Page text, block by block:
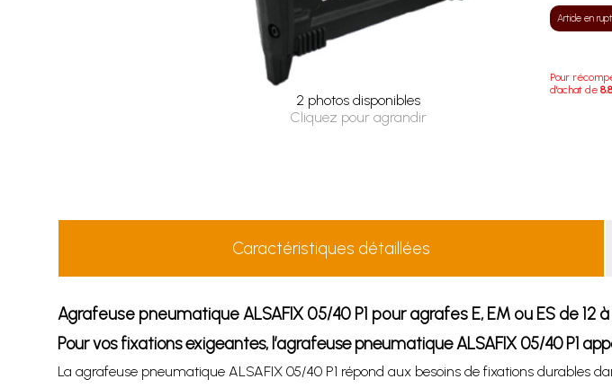
2 photos disponibles
Cliquez pour agrandir
Article en
Pour
d'achat de
Caractéristiques détaillées
Agrafeuse pneumatique ALSAFIX 05/40 P1 pour agrafes E, EM ou ES de 12
Pour vos fixations exigeantes, l’agrafeuse pneumatique ALSAFIX 05/40 P1
La agrafeuse pneumatique ALSAFIX 05/40 P1 répond aux besoins de fixations durables